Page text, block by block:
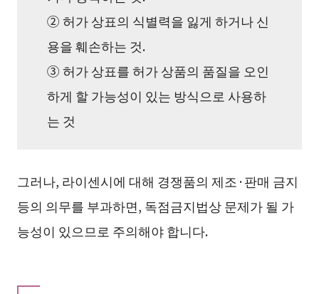
② 허가 상표의 식별력을 잃게 하거나 신
용을 훼손하는 것.
③ 허가 상표를 허가 상품의 품질을 오인
하게 할 가능성이 있는 방식으로 사용하
는 것
그러나, 라이센시에 대해 경쟁품의 제조·판매 금지
등의 의무를 부과하면, 독점금지법상 문제가 될 가
능성이 있으므로 주의해야 합니다.